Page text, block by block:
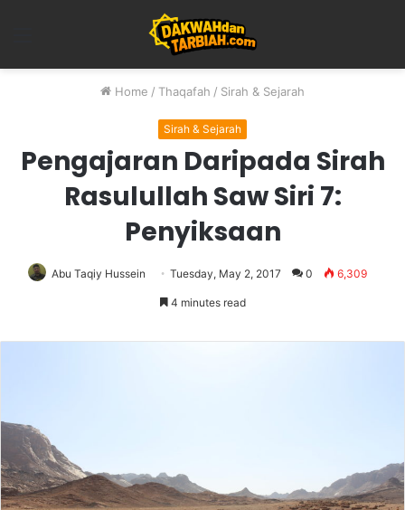
Home / Thaqafah / Sirah & Sejarah
Sirah & Sejarah
Pengajaran Daripada Sirah
Rasulullah Saw Siri 7:
Penyiksaan
Abu Taqiy Hussein Tuesday, May 2, 2017 0 6,309
4 minutes read